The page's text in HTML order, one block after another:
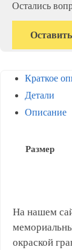
Остались
Краткое
Детали
Описание
Размер
На нашем
окраской